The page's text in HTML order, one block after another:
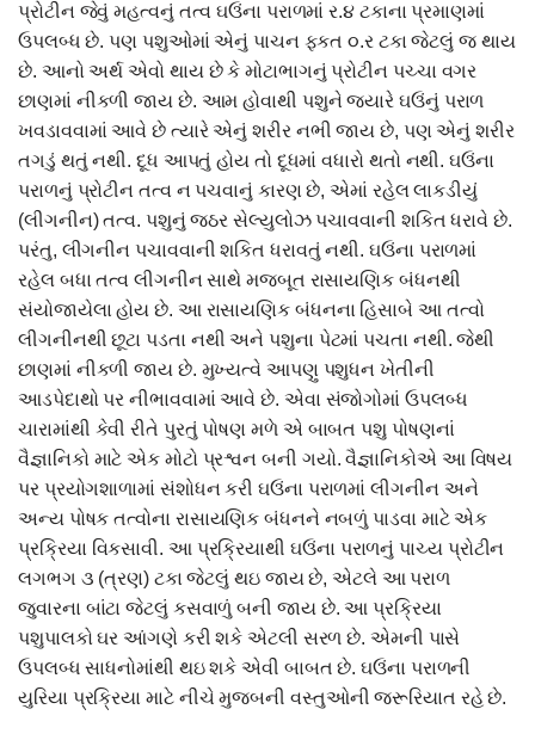
પ્રોટીન જેવું મહત્વનું તત્વ ઘઉંના પરાળમાં ર.૪ ટકાના પ્રમાણમાં
ઉપલબ્ધ છે. પણ પશુઓમાં એનું પાચન ફકત ૦.ર ટકા જેટલું જ થાય
છે. આનો અર્થ એવો થાય છે કે મોટાભાગનું પ્રોટીન પચ્ચા વગર
છાણમાં નીકળી જાય છે. આમ હોવાથી પશુને જયારે ઘઉંનું પરાળ
ખવડાવવામાં આવે છે ત્યારે એનું શરીર નભી જાય છે, પણ એનું શરીર
તગડું થતું નથી. દૂધ આપતું હોય તો દૂધમાં વધારો થતો નથી. ઘઉંના
પરાળનું પ્રોટીન તત્વ ન પચવાનું કારણ છે, એમાં રહેલ લાકડીયું
(લીગનીન) તત્વ. પશુનું જઠર સેલ્યુલોઝ પચાવવાની શકિત ધરાવે છે.
પરંતુ, લીગનીન પચાવવાની શકિત ધરાવતું નથી. ઘઉંના પરાળમાં
રહેલ બધા તત્વ લીગનીન સાથે મજબૂત રાસાયણિક બંધનથી
સંયોજાયેલા હોય છે. આ રાસાયણિક બંધનના હિસાબે આ તત્વો
લીગનીનથી છૂટા પડતા નથી અને પશુના પેટમાં પચતા નથી. જેથી
છાણમાં નીકળી જાય છે. મુખ્યત્વે આપણુ પશુધન ખેતીની
આડપેદાથો પર નીભાવવામાં આવે છે. એવા સંજોગોમાં ઉપલબ્ધ
ચારામાંથી કેવી રીતે પુરતું પોષણ મળે એ બાબત પશુ પોષણનાં
વૈજ્ઞાનિકો માટે એક મોટો પ્રશ્વન બની ગયો. વૈજ્ઞાનિકોએ આ વિષય
પર પ્રયોગશાળામાં સંશોધન કરી ઘઉંના પરાળમાં લીગનીન અને
અન્ય પોષક તત્વોના રાસાયણિક બંધનને નબળું પાડવા માટે એક
પ્રક્રિયા વિકસાવી. આ પ્રક્રિયાથી ઘઉંના પરાળનું પાચ્ય પ્રોટીન
લગભગ ૩ (ત્રણ) ટકા જેટલું થઇ જાય છે, એટલે આ પરાળ
જુવારના બાંટા જેટલું કસવાળું બની જાય છે. આ પ્રક્રિયા
પશુપાલકો ઘર આંગણે કરી શકે એટલી સરળ છે. એમની પાસે
ઉપલબ્ધ સાધનોમાંથી થઇ શકે એવી બાબત છે. ઘઉંના પરાળની
યુરિયા પ્રક્રિયા માટે નીચે મુજબની વસ્તુઓની જરૂરિયાત રહે છે.